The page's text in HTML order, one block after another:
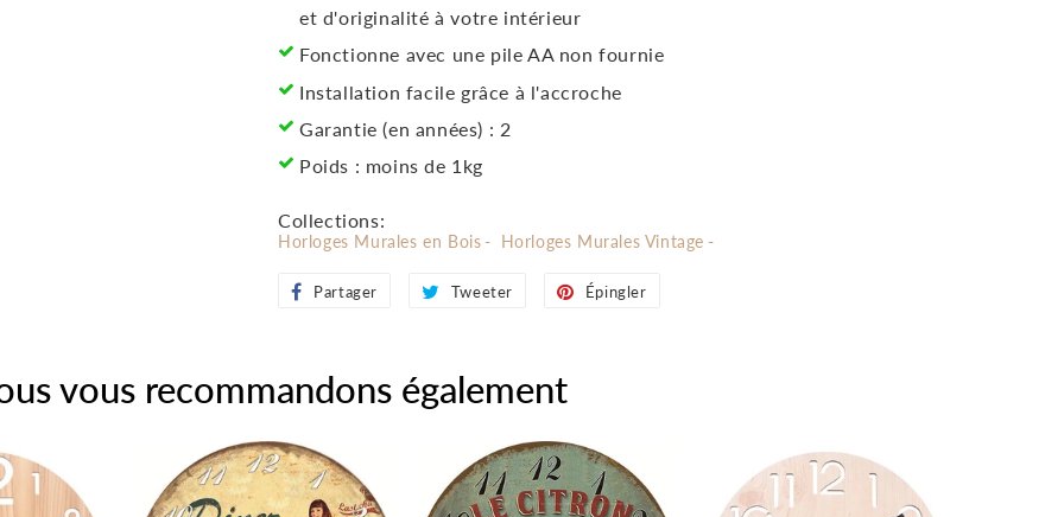
et d'originalité à votre intérieur
Fonctionne avec une pile AA non fournie
Installation facile grâce à l'accroche
Garantie (en années) : 2
Poids : moins de 1kg
Collections:
Horloges Murales en Bois Horloges Murales Vintage
Partager
PartagerTweeter
TweeterÉpingler
vous recommandons également